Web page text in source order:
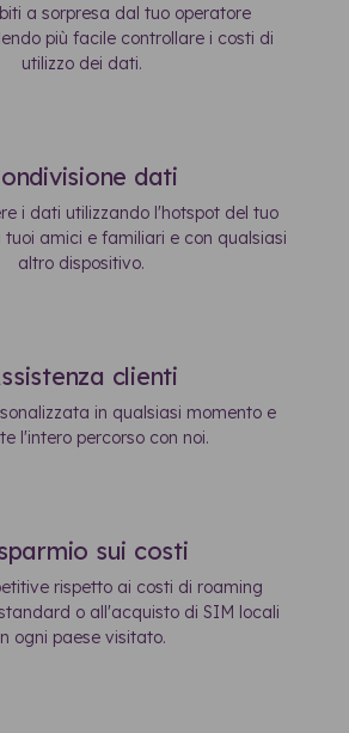
a sorpresa dal tuo operatore
più facile controllare i costi di
utilizzo dei dati.
dati
i dati utilizzando l'hotspot del tuo
tuoi amici e familiari e con qualsiasi
altro dispositivo.
clienti
in qualsiasi momento e
l'intero percorso con noi.
sui costi
rispetto ai costi di roaming
o all'acquisto di SIM locali
ogni paese visitato.